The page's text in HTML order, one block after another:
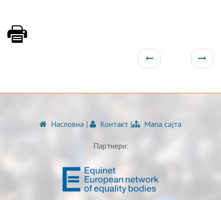
Насловна | Контакт | Мапа сајта
Партнери: